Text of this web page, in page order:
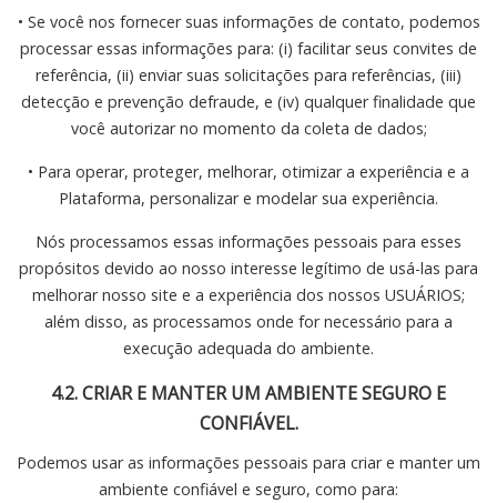
• Se você nos fornecer suas informações de contato, podemos
processar essas informações para: (i) facilitar seus convites de
referência, (ii) enviar suas solicitações para referências, (iii)
detecção e prevenção defraude, e (iv) qualquer finalidade que
você autorizar no momento da coleta de dados;
• Para operar, proteger, melhorar, otimizar a experiência e a
Plataforma, personalizar e modelar sua experiência.
Nós processamos essas informações pessoais para esses
propósitos devido ao nosso interesse legítimo de usá-las para
melhorar nosso site e a experiência dos nossos USUÁRIOS;
além disso, as processamos onde for necessário para a
execução adequada do ambiente.
4.2. CRIAR E MANTER UM AMBIENTE SEGURO E
CONFIÁVEL.
Podemos usar as informações pessoais para criar e manter um
ambiente confiável e seguro, como para: